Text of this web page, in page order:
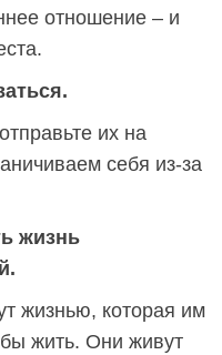
отношение – и
их на
себя из-за
жизнь
жизнью, которая им
жить. Они живут